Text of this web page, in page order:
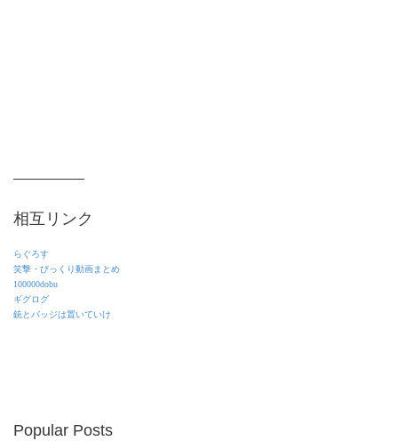
相互リンク
らぐろす
笑撃・びっくり動画まとめ
100000dobu
ギグログ
銃とバッジは置いていけ
Popular Posts